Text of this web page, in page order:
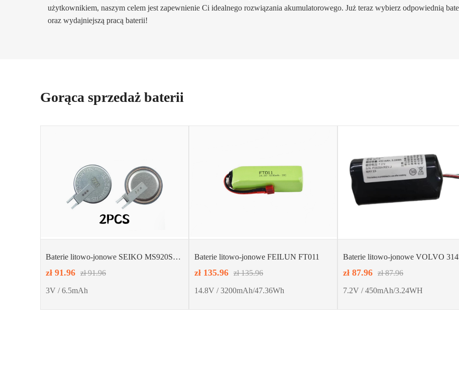
użytkownikiem, naszym celem jest zapewnienie Ci idealnego rozwiązania akumulatorowego. Już teraz wybierz odpowiednią
oraz wydajniejszą pracą baterii!
Gorąca sprzedaż baterii
Baterie litowo-jonowe SEIKO MS920SE-
zł 91.96 zł 91.96
3V / 6.5mAh
Baterie litowo-jonowe FEILUN FT011
zł 135.96 zł 135.96
14.8V / 3200mAh/47.36Wh
Baterie litowo-jonowe VOLVO
zł 87.96 zł 87.96
7.2V / 450mAh/3.24WH